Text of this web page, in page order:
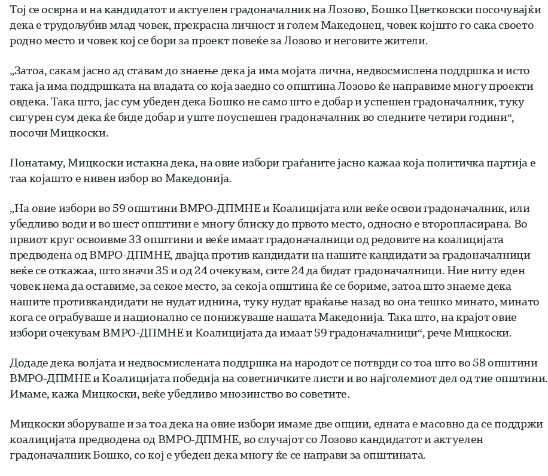
Тој се осврна и на кандидатот и актуелен градоначалник на Лозово, Бошко Цветковски посочувајќи
дека е трудољубив млад човек, прекрасна личност и голем Македонец, човек којшто го сака своето
родно место и човек кој се бори за проект повеќе за Лозово и неговите жители.
„Затоа, сакам јасно ад ставам до знаење дека ја има мојата лична, недвосмислена поддршка и исто
така ја има поддршката на владата со која заедно со општина Лозово ќе направиме многу проекти
овдека. Така што, јас сум убеден дека Бошко не само што е добар и успешен градоначалник, туку
сигурен сум дека ќе биде добар и уште поуспешен градоначалник во следните четири години“,
посочи Мицкоски.
Понатаму, Мицкоски истакна дека, на овие избори граѓаните јасно кажаа која политичка партија е
таа којашто е нивен избор во Македонија.
„На овие избори во 59 општини ВМРО-ДПМНЕ и Коалицијата или веќе освои градоначалник, или
убедливо води и во шест општини е многу блиску до првото место, односно е второпласирана. Во
првиот круг освоивме 33 општини и веќе имаат градоначалници од редовите на коалицијата
предводена од ВМРО-ДПМНЕ, двајца против кандидати на нашите кандидати за градоначалници
веќе се откажаа, што значи 35 и од 24 очекувам, сите 24 да бидат градоначалници. Ние ниту еден
човек нема да оставиме, за секое место, за секоја општина ќе се бориме, затоа што знаеме дека
нашите противкандидати не нудат иднина, туку нудат враќање назад во она тешко минато, минато
кога се ограбуваше и национално се понижуваше нашата Македонија. Така што, на крајот овие
избори очекувам ВМРО-ДПМНЕ и Коалицијата да имаат 59 градоначалници“, рече Мицкоски.
Додаде дека волјата и недвосмислената поддршка на народот се потврди со тоа што во 58 општини
ВМРО-ДПМНЕ и Коалицијата победија на советничките листи и во најголемиот дел од тие општини.
Имаме, кажа Мицкоски, веќе убедливо мнозинство во советите.
Мицкоски зборуваше и за тоа дека на овие избори имаме две опции, едната е масовно да се поддржи
коалицијата предводена од ВМРО-ДПМНЕ, во случајот со Лозово кандидатот и актуелен
градоначалник Бошко, со кој е убеден дека многу ќе се направи за општината.